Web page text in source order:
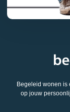
Begeleid wonen is
op jouw